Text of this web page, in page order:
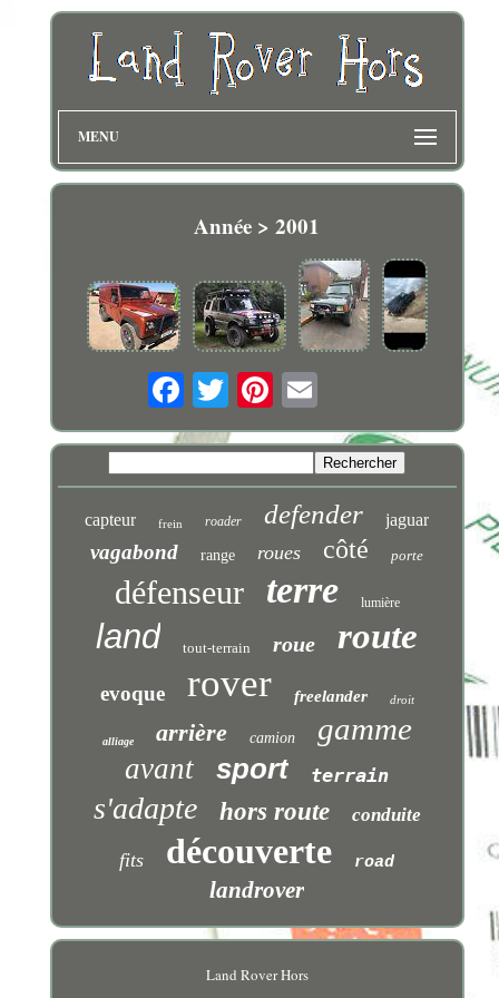
MENU
Année > 2001
capteur frein roader defender jaguar
vagabond range roues côté porte
défenseur terre lumière
land tout-terrain roue route
evoque rover freelander droit
alliage arrière camion gamme
avant sport terrain
s'adapte hors route conduite
fits découverte road
landrover
Land Rover Hors